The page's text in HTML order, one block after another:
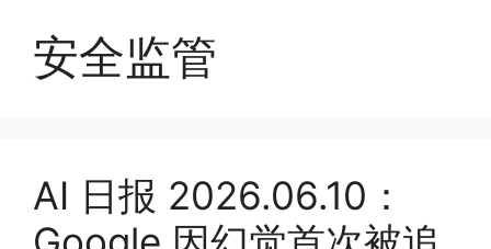
安全监管
AI 日报 2026.06.10：